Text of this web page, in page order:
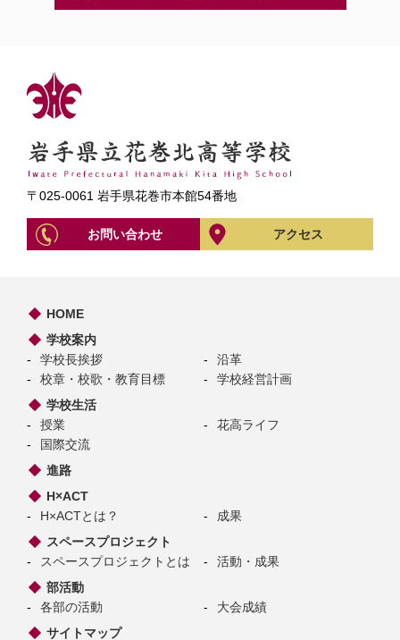
〒025-0061 岩手県花巻市本館54番地
お問い合わせ アクセス
HOME
学校案内
学校長挨拶
沿革
校章・校歌・教育目標
学校経営計画
学校生活
授業
花高ライフ
国際交流
進路
H×ACT
H×ACTとは？
成果
スペースプロジェクト
スペースプロジェクトとは
活動・成果
部活動
各部の活動
大会成績
サイトマップ